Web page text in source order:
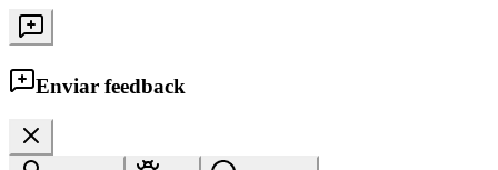
Enviar feedback